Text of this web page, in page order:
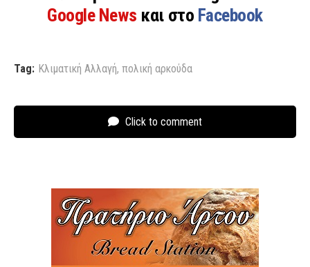
Google News και στο Facebook
Tag: Κλιματική Aλλαγή, πολική αρκούδα
Click to comment